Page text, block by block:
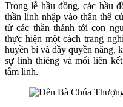
Trong lễ hầu đồng, các hầu
thần linh nhập vào thân thể
từ các thần thánh tới con
thực hiện một cách trang
huyền bí và đầy quyền năng,
sự linh thiêng và mối liên
tâm linh.